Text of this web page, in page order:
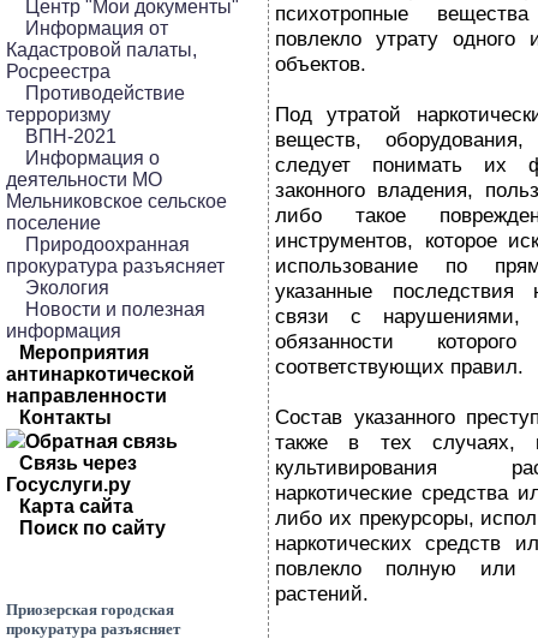
Центр "Мои документы"
Информация от
Кадастровой палаты,
Росреестра
Противодействие
терроризму
ВПН-2021
Информация о
деятельности МО
Мельниковское сельское
поселение
Природоохранная
прокуратура разъясняет
Экология
Новости и полезная
информация
Мероприятия
антинаркотической
направленности
Контакты
Обратная связь
Связь через
Госуслуги.ру
Карта сайта
Поиск по сайту
Приозерская городская
прокуратура разъясняет
психотропные
повлекло утрату одного
объектов.
Под утратой
веществ,
следует понимать их
законного владения,
либо такое
инструментов, которое
использование по
указанные
связи с
обязанности
соответствующих правил.
Состав указанного
также в тех случаях,
культивирования
наркотические средства
либо их прекурсоры,
наркотических средств
повлекло полную или
растений.